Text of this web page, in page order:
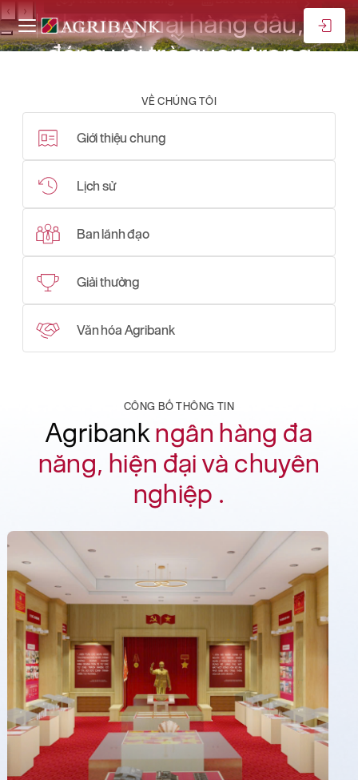
‹ ›
thương mại hàng đầu,
đóng vai trò quan trọng
vững của đất nước
VỀ CHÚNG TÔI
Giới thiệu chung
Lịch sử
Ban lãnh đạo
Giải thưởng
Văn hóa Agribank
CÔNG BỐ THÔNG TIN
Agribank ngân hàng đa
năng, hiện đại và chuyên
nghiệp .